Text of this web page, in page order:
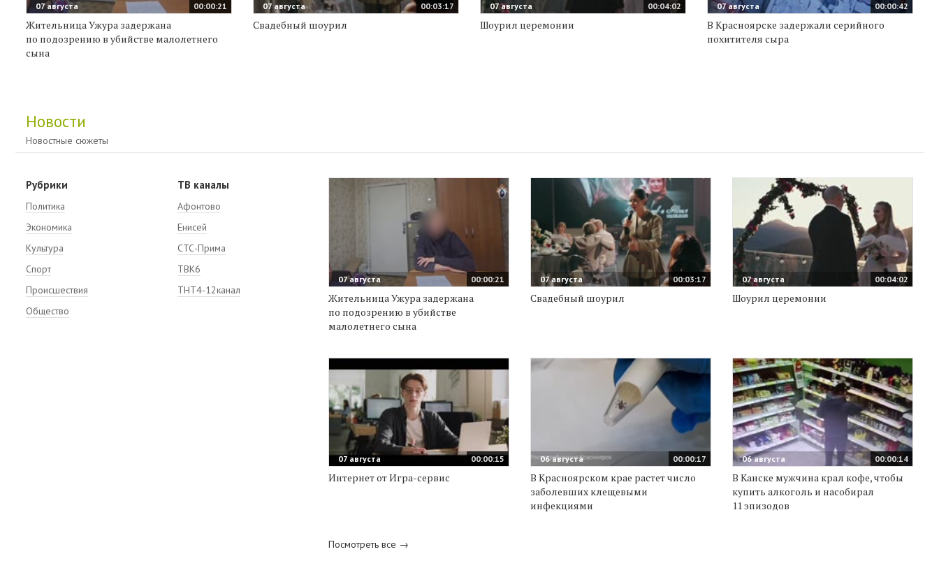
00:00:21
07 августа
Жительница Ужура задержана
по подозрению в убийстве малолетнего
сына
00:03:17
07 августа
Свадебный шоурил
00:04:02
07 августа
Шоурил церемонии
00:00:42
07 августа
В Красноярске задержали серийного
похитителя сыра
Новости
Новостные сюжеты
Рубрики
Политика
Экономика
Культура
Спорт
Происшествия
Общество
ТВ каналы
Афонтово
Енисей
СТС-Прима
ТВК6
ТНТ4-12канал
00:00:21
07 августа
Жительница Ужура задержана
по подозрению в убийстве
малолетнего сына
00:03:17
07 августа
Свадебный шоурил
00:04:02
07 августа
Шоурил церемонии
00:00:15
07 августа
Интернет от Игра-сервис
00:00:17
06 августа
В Красноярском крае растет число
заболевших клещевыми
инфекциями
00:00:14
06 августа
В Канске мужчина крал кофе, чтобы
купить алкоголь и насобирал
11 эпизодов
Посмотреть все →